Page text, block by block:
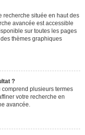
recherche située en haut des
avancée est accessible
sur toutes les pages
thèmes graphiques
?
plusieurs termes
votre recherche en
avancée.